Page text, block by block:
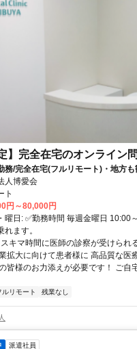
】完全在宅のオンライン
務/完全在宅(フルリモート)・地方
人博愛会
ト
円～80,000円
曜日: ✅勤務時間 毎週金曜日 10:00
れます。
キマ時間に医師の診察が受けられ
拡大に向けて患者様に 高品質な医
皆様のお力添えが必要です！ ご自
ルリモート 残業なし
派遣社員